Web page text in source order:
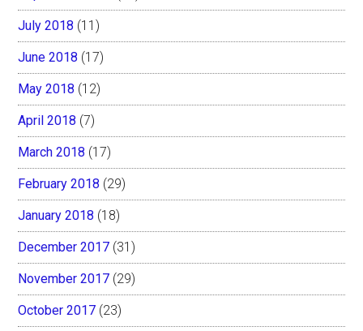
July 2018 (11)
June 2018 (17)
May 2018 (12)
April 2018 (7)
March 2018 (17)
February 2018 (29)
January 2018 (18)
December 2017 (31)
November 2017 (29)
October 2017 (23)